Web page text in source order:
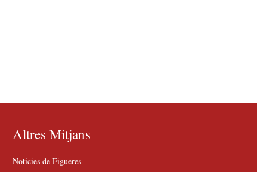
Altres Mitjans
Notícies de Figueres